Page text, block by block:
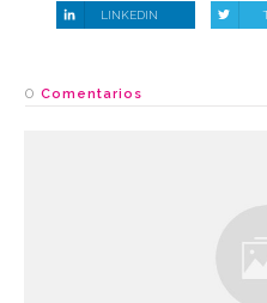
LINKEDIN
0 Comentarios